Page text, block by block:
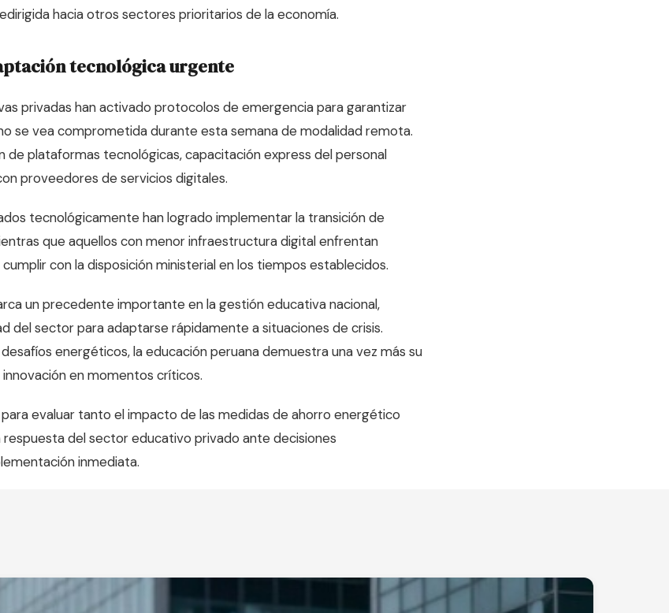
hacia otros sectores prioritarios de la economía.
tecnológica urgente
privadas han activado protocolos de emergencia para garantizar
se vea comprometida durante esta semana de modalidad remota.
de plataformas tecnológicas, capacitación express del personal
proveedores de servicios digitales.
tecnológicamente han logrado implementar la transición de
que aquellos con menor infraestructura digital enfrentan
con la disposición ministerial en los tiempos establecidos.
un precedente importante en la gestión educativa nacional,
del sector para adaptarse rápidamente a situaciones de crisis.
energéticos, la educación peruana demuestra una vez más su
en momentos críticos.
evaluar tanto el impacto de las medidas de ahorro energético
del sector educativo privado ante decisiones
inmediata.